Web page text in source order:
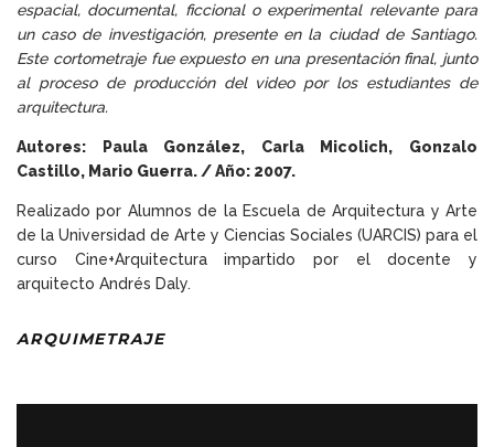
espacial, documental, ficcional o experimental relevante para
un caso de investigación, presente en la ciudad de Santiago.
Este cortometraje fue expuesto en una presentación final, junto
al proceso de producción del video por los estudiantes de
arquitectura.
Autores: Paula González, Carla Micolich, Gonzalo
Castillo, Mario Guerra. / Año: 2007.
Realizado por Alumnos de la Escuela de Arquitectura y Arte
de la Universidad de Arte y Ciencias Sociales (UARCIS) para el
curso Cine+Arquitectura impartido por el docente y
arquitecto Andrés Daly.
ARQUIMETRAJE